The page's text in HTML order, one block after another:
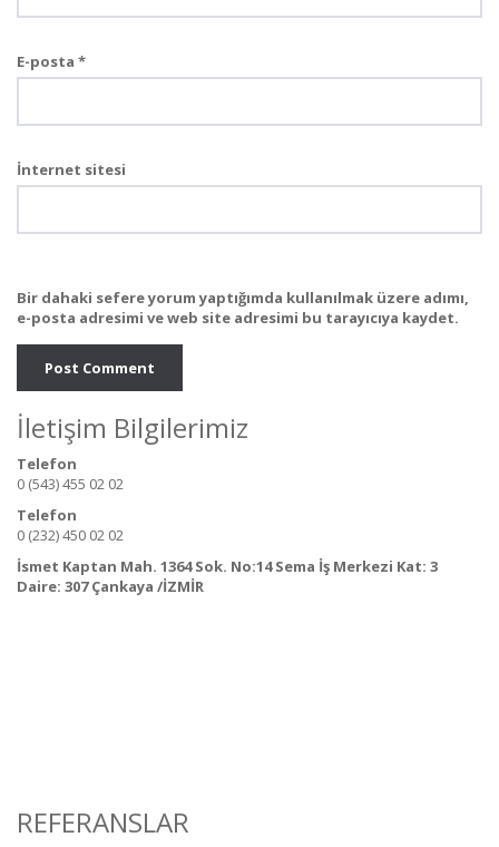
E-posta *
İnternet sitesi
Bir dahaki sefere yorum yaptığımda kullanılmak üzere adımı,
e-posta adresimi ve web site adresimi bu tarayıcıya kaydet.
İletişim Bilgilerimiz
Telefon
0 (543) 455 02 02
Telefon
0 (232) 450 02 02
İsmet Kaptan Mah. 1364 Sok. No:14 Sema İş Merkezi Kat: 3
Daire: 307 Çankaya /İZMİR
REFERANSLAR